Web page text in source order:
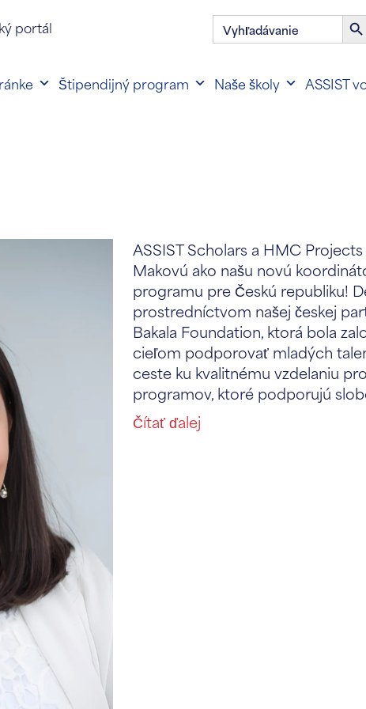
rodičovský portál
portál Hľadať:
Štipendijný program Naše školy ASSIST
ASSIST Scholars a HMC
Makovú ako našu novú
programu pre Českú republiku!
prostredníctvom našej českej
Bakala Foundation, ktorá bola
cieľom podporovať mladých
ceste ku kvalitnému vzdelaniu
programov, ktoré podporujú
Čítať ďalej